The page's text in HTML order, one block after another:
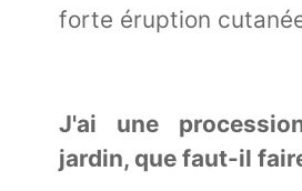
forte éruption
J'ai une
jardin, que faut-il